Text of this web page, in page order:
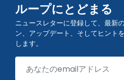
ループにとどまる
ニュースレターに登録して、最新
ン、アップデート、そしてヒント
します。